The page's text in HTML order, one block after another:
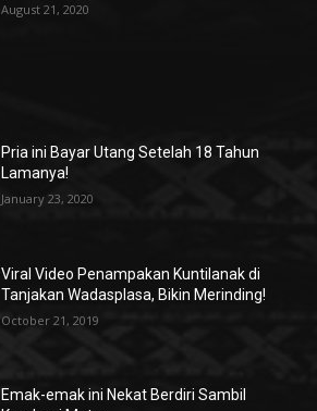
August 21, 2020
Pria ini Bayar Utang Setelah 18 Tahun
Lamanya!
January 23, 2020
Viral Video Penampakan Kuntilanak di
Tanjakan Wadasplasa, Bikin Merinding!
October 21, 2019
Emak-emak ini Nekat Berdiri Sambil